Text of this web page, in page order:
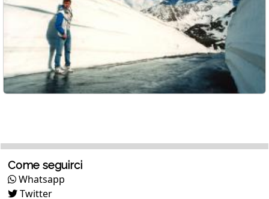
Come seguirci
Whatsapp
Twitter